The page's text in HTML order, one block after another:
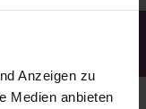
Anzeigen zu
Medien anbieten
3